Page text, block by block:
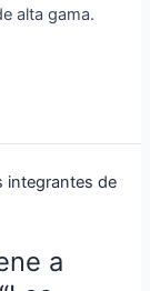
alta gama.
a